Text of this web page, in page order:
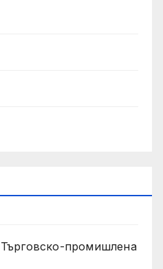
промишлена